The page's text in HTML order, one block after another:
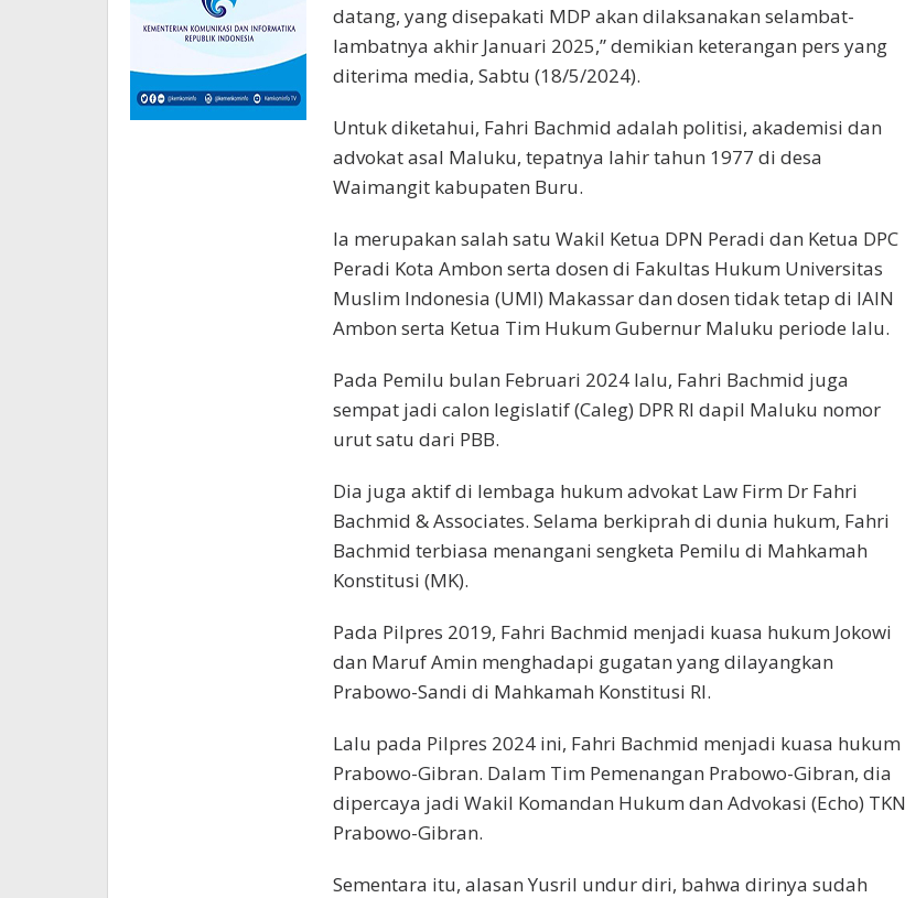
datang, yang disepakati MDP akan dilaksanakan selambat-
lambatnya akhir Januari 2025,” demikian keterangan pers yang
diterima media, Sabtu (18/5/2024).
Untuk diketahui, Fahri Bachmid adalah politisi, akademisi dan
advokat asal Maluku, tepatnya lahir tahun 1977 di desa
Waimangit kabupaten Buru.
Ia merupakan salah satu Wakil Ketua DPN Peradi dan Ketua DPC
Peradi Kota Ambon serta dosen di Fakultas Hukum Universitas
Muslim Indonesia (UMI) Makassar dan dosen tidak tetap di IAIN
Ambon serta Ketua Tim Hukum Gubernur Maluku periode lalu.
Pada Pemilu bulan Februari 2024 lalu, Fahri Bachmid juga
sempat jadi calon legislatif (Caleg) DPR RI dapil Maluku nomor
urut satu dari PBB.
Dia juga aktif di lembaga hukum advokat Law Firm Dr Fahri
Bachmid & Associates. Selama berkiprah di dunia hukum, Fahri
Bachmid terbiasa menangani sengketa Pemilu di Mahkamah
Konstitusi (MK).
Pada Pilpres 2019, Fahri Bachmid menjadi kuasa hukum Jokowi
dan Maruf Amin menghadapi gugatan yang dilayangkan
Prabowo-Sandi di Mahkamah Konstitusi RI.
Lalu pada Pilpres 2024 ini, Fahri Bachmid menjadi kuasa hukum
Prabowo-Gibran. Dalam Tim Pemenangan Prabowo-Gibran, dia
dipercaya jadi Wakil Komandan Hukum dan Advokasi (Echo) TKN
Prabowo-Gibran.
Sementara itu, alasan Yusril undur diri, bahwa dirinya sudah